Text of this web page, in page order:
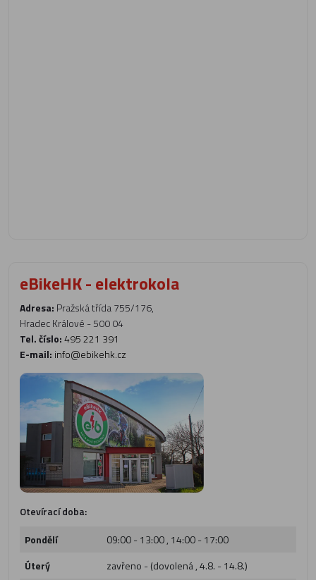
eBikeHK - elektrokola
Adresa: Pražská třída 755/176,
Hradec Králové - 500 04
Tel. číslo:495 221 391
E-mail: info@ebikehk.cz
Otevírací doba:
Pondělí
09:00 - 13:00 , 14:00 - 17:00
Úterý
zavřeno - (dovolená , 4.8. - 14.8.)